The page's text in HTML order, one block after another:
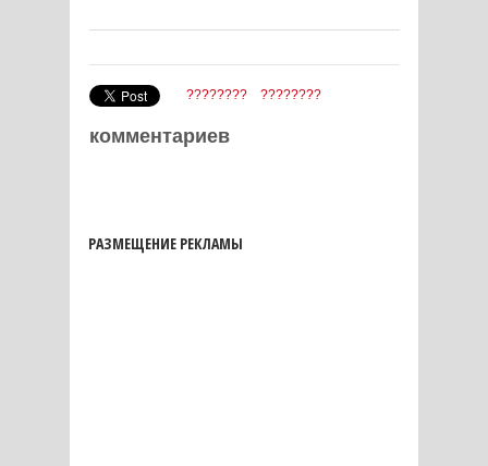
???????? ????????
комментариев
РАЗМЕЩЕНИЕ РЕКЛАМЫ